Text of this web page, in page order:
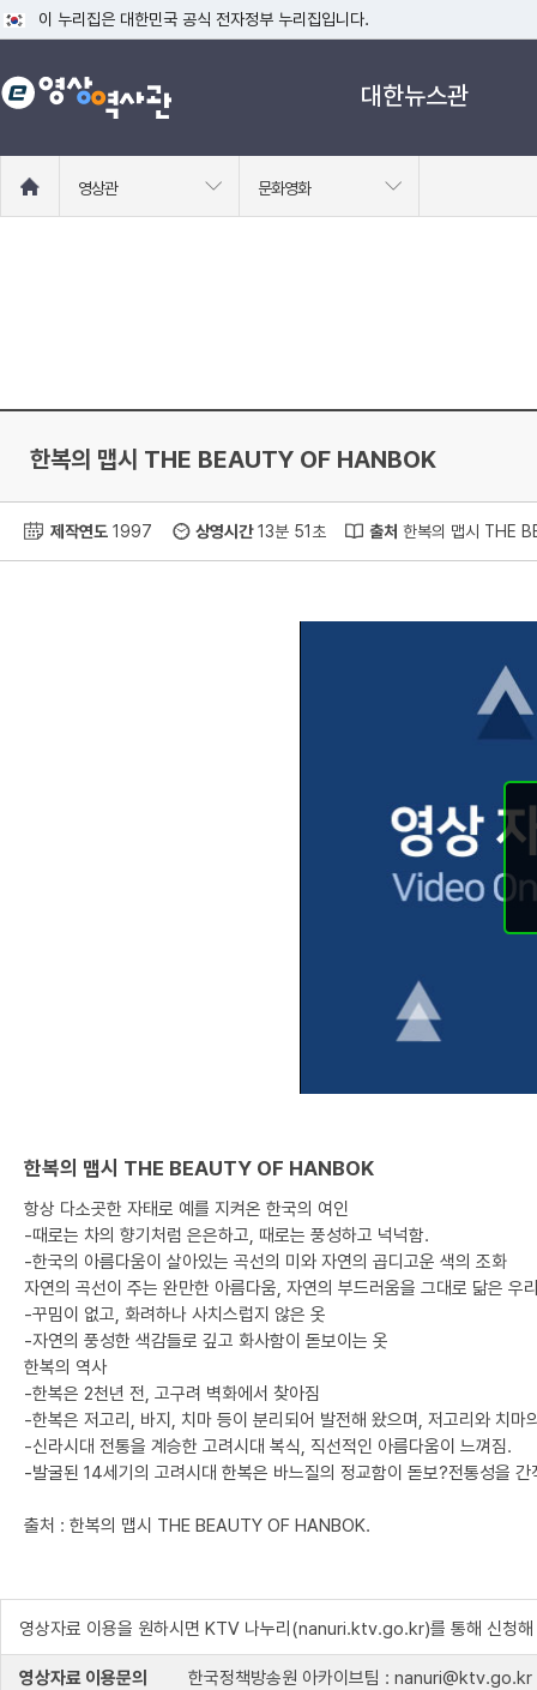
이 누리집은 대한민국 공식 전자정부 누리집입니다.
공식 누리집 주소 확인하기
go.kr 주소를 사용하는 누리집은 대한민국 정부기관이 관리하는 누리집입니
대한뉴스관
로
영상관 문화영화
한복의 맵시 THE BEAUTY OF HANBOK
제작연도 1997 상영시간13분 51초 출처 한복의 맵시 THE
한복의 맵시 THE BEAUTY OF HANBOK
항상 다소곳한 자태로 예를 지켜온 한국의 여인
-때로는 차의 향기처럼 은은하고, 때로는 풍성하고 넉넉함.
-한국의 아름다움이 살아있는 곡선의 미와 자연의 곱디고운 색의 조화
자연의 곡선이 주는 완만한 아름다움, 자연의 부드러움을 그대로 닮은 우
-꾸밈이 없고, 화려하나 사치스럽지 않은 옷
-자연의 풍성한 색감들로 깊고 화사함이 돋보이는 옷
한복의 역사
-한복은 2천년 전, 고구려 벽화에서 찾아짐
-한복은 저고리, 바지, 치마 등이 분리되어 발전해 왔으며, 저고리와 치마
-신라시대 전통을 계승한 고려시대 복식, 직선적인 아름다움이 느껴짐.
-발굴된 14세기의 고려시대 한복은 바느질의 정교함이 돋보?전통성을
출처 : 한복의 맵시 THE BEAUTY OF HANBOK.
영상자료 이용을 원하시면 KTV 나누리(nanuri.ktv.go.kr)를 통해 신청해
영상자료 이용문의 한국정책방송원 아카이브팀 : nanuri@ktv.go.kr